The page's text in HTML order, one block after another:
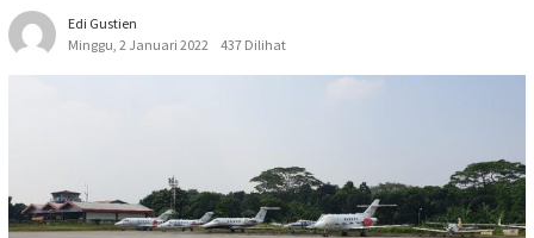
Edi Gustien
Minggu, 2 Januari 2022
437 Dilihat